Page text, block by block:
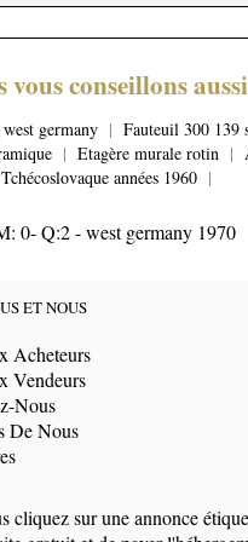
vous conseillons
germany | Fauteuil 300 139
| Etagère murale rotin |
Tchécoslovaque années 1960 |
0- Q:2 - west germany 1970
ET NOUS
Acheteurs
Vendeurs
Nous
De Nous
sur une annonce